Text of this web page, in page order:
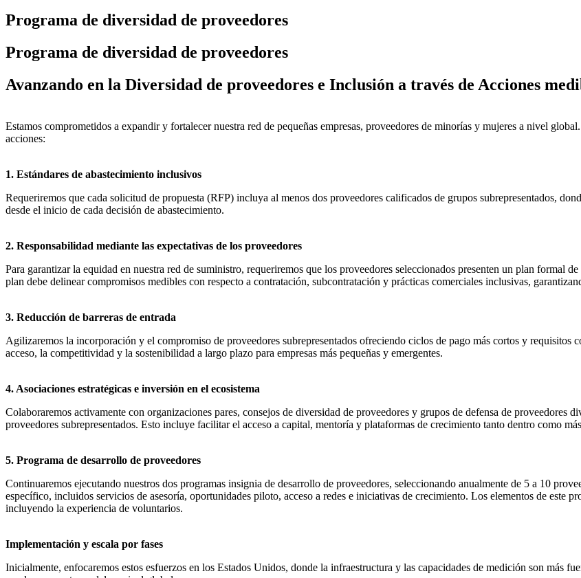
Programa de diversidad de proveedores
Programa de diversidad de proveedores
Avanzando en la Diversidad de proveedores e Inclusión a través de Acciones
Estamos comprometidos a expandir y fortalecer nuestra red de pequeñas empresas, proveedores de minorías y mujeres a nivel
acciones:
1. Estándares de abastecimiento inclusivos
Requeriremos que cada solicitud de propuesta (RFP) incluya al menos dos proveedores calificados de grupos subrepresentados,
desde el inicio de cada decisión de abastecimiento.
2. Responsabilidad mediante las expectativas de los proveedores
Para garantizar la equidad en nuestra red de suministro, requeriremos que los proveedores seleccionados presenten un plan formal
plan debe delinear compromisos medibles con respecto a contratación, subcontratación y prácticas comerciales inclusivas,
3. Reducción de barreras de entrada
Agilizaremos la incorporación y el compromiso de proveedores subrepresentados ofreciendo ciclos de pago más cortos y requisitos
acceso, la competitividad y la sostenibilidad a largo plazo para empresas más pequeñas y emergentes.
4. Asociaciones estratégicas e inversión en el ecosistema
Colaboraremos activamente con organizaciones pares, consejos de diversidad de proveedores y grupos de defensa de proveedores
proveedores subrepresentados. Esto incluye facilitar el acceso a capital, mentoría y plataformas de crecimiento tanto dentro como
5. Programa de desarrollo de proveedores
Continuaremos ejecutando nuestros dos programas insignia de desarrollo de proveedores, seleccionando anualmente de 5 a 10
específico, incluidos servicios de asesoría, oportunidades piloto, acceso a redes e iniciativas de crecimiento. Los elementos de este
incluyendo la experiencia de voluntarios.
Implementación y escala por fases
Inicialmente, enfocaremos estos esfuerzos en los Estados Unidos, donde la infraestructura y las capacidades de medición son más